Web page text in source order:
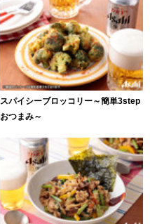
スパイシーブロッコリー～簡単3step
おつまみ～